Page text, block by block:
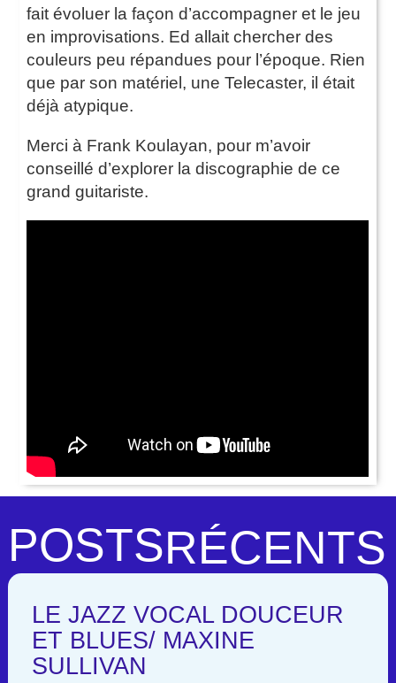
fait évoluer la façon d’accompagner et le jeu
en improvisations. Ed allait chercher des
couleurs peu répandues pour l’époque. Rien
que par son matériel, une Telecaster, il était
déjà atypique.
Merci à Frank Koulayan, pour m’avoir
conseillé d’explorer la discographie de ce
grand guitariste.
POSTSRÉCENTS
LE JAZZ VOCAL DOUCEUR
ET BLUES/ MAXINE
SULLIVAN